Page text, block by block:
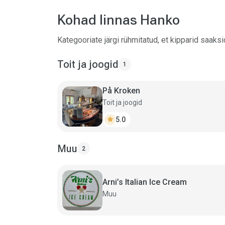
Kohad linnas Hanko
Kategooriate järgi rühmitatud, et kipparid
Toit ja joogid 1
På Kroken
Toit ja joogid
star 5.0
Muu 2
Arni’s Italian Ice Cream
Muu